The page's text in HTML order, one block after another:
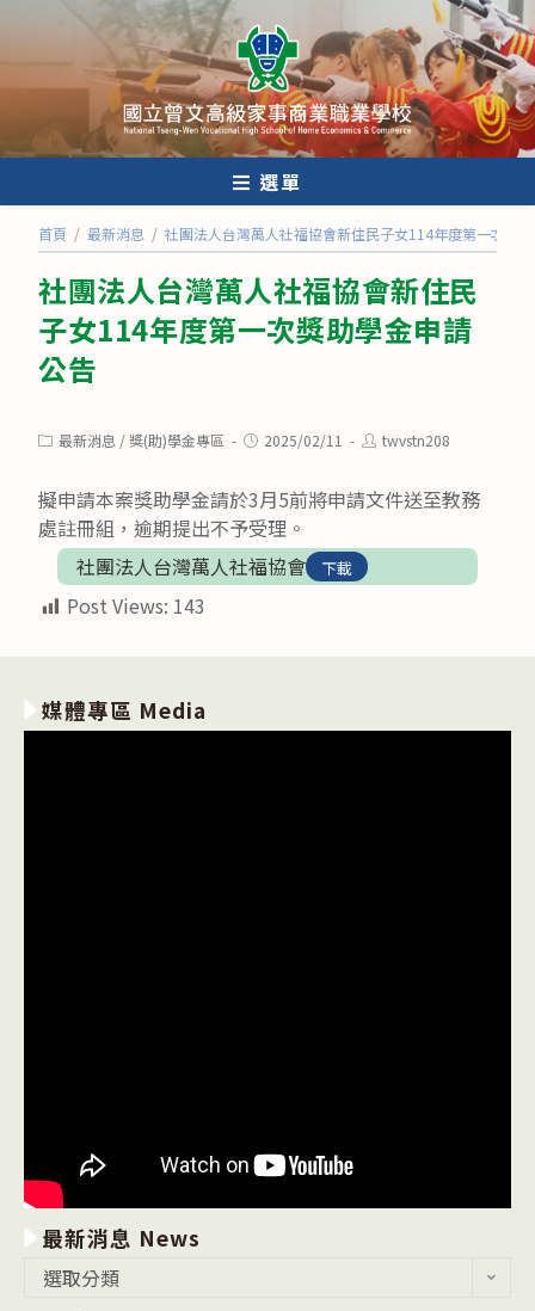
內
選單
首頁 / 最新消息 / 社團法人台灣萬人社福協會新住民子女114年度第一次獎
社團法人台灣萬人社福協會新住民
子女114年度第一次獎助學金申請
公告
Post最新消息 /獎(助)學金專區
Post2025/02/11
Posttwvstn208
擬申請本案獎助學金請於3月5前將申請文件送至教務
處註冊組，逾期提出不予受理。
社團法人台灣萬人社福協會
下載
Post Views: 143
媒體專區 Media
最新消息 News
選取分類